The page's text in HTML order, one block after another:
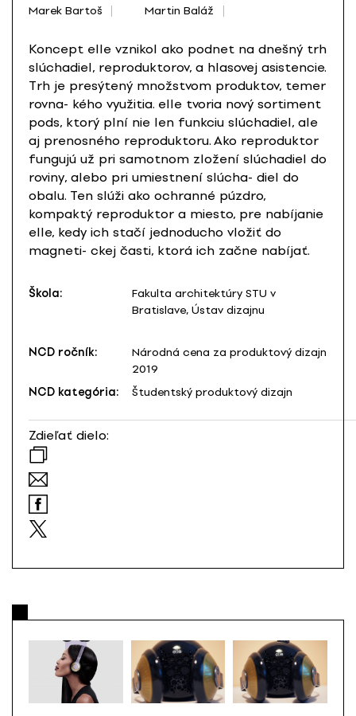
Marek Bartoš Martin Baláž
Koncept elle vznikol ako podnet na dnešný trh
slúchadiel, reproduktorov, a hlasovej asistencie.
Trh je presýtený množstvom produktov, temer
rovna- kého využitia. elle tvoria nový sortiment
pods, ktorý plní nie len funkciu slúchadiel, ale
aj prenosného reproduktoru. Ako reproduktor
fungujú už pri samotnom zložení slúchadiel do
roviny, alebo pri umiestnení slúcha- diel do
obalu. Ten slúži ako ochranné púzdro,
kompaktý reproduktor a miesto, pre nabíjanie
elle, kedy ich stačí jednoducho vložiť do
magneti- ckej časti, ktorá ich začne nabíjať.
Škola:
Fakulta architektúry STU v
Bratislave, Ústav dizajnu
NCD ročník:
Národná cena za produktový dizajn
2019
NCD kategória:
Študentský produktový dizajn
Zdieľať dielo: